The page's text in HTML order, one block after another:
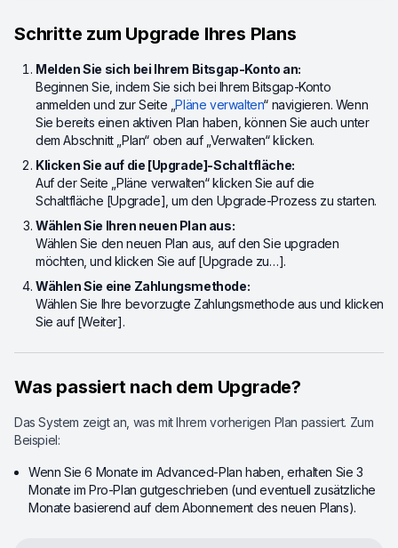
Schritte zum Upgrade Ihres Plans
Melden Sie sich bei Ihrem Bitsgap-Konto an:
Beginnen Sie, indem Sie sich bei Ihrem Bitsgap-Konto
anmelden und zur Seite „Pläne verwalten“ navigieren. Wenn
Sie bereits einen aktiven Plan haben, können Sie auch unter
dem Abschnitt „Plan“ oben auf „Verwalten“ klicken.
Klicken Sie auf die [Upgrade]-Schaltfläche:
Auf der Seite „Pläne verwalten“ klicken Sie auf die
Schaltfläche [Upgrade], um den Upgrade-Prozess zu starten.
Wählen Sie Ihren neuen Plan aus:
Wählen Sie den neuen Plan aus, auf den Sie upgraden
möchten, und klicken Sie auf [Upgrade zu…].
Wählen Sie eine Zahlungsmethode:
Wählen Sie Ihre bevorzugte Zahlungsmethode aus und klicken
Sie auf [Weiter].
Was passiert nach dem Upgrade?
Das System zeigt an, was mit Ihrem vorherigen Plan passiert. Zum
Beispiel:
Wenn Sie 6 Monate im Advanced-Plan haben, erhalten Sie 3
Monate im Pro-Plan gutgeschrieben (und eventuell zusätzliche
Monate basierend auf dem Abonnement des neuen Plans).